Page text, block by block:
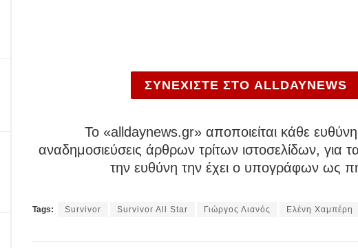
ΣΥΝΕΧΙΣΤΕ ΣΤΟ ALLDAYNEWS
To «alldaynews.gr» αποποιείται κάθε
αναδημοσιεύσεις άρθρων τρίτων ιστοσελίδων, για
την ευθύνη την έχει ο υπογράφων ως
Tags: Survivor Survivor All Star Γιώργος Λιανός Ελένη Χαμπέρη